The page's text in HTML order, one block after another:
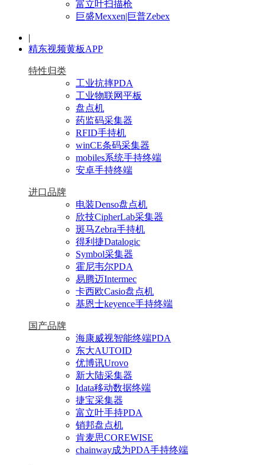
富立叶扫描枪
巨盛Mexxen|巨普Zebex
|
精东视频黄板APP
特性归类
工业抗摔PDA
工业物联网平板
盘点机
药监码采集器
RFID手持机
winCE条码采集器
mobiles系统手持终端
安卓手持终端
进口品牌
电装Denso盘点机
欣技CipherLab采集器
斑马Zebra手持机
得利捷Datalogic
Symbol采集器
霍尼韦尔PDA
易腾迈Intermec
卡西欧Casio盘点机
基恩士keyence手持终端
国产品牌
海康威视智能终端PDA
东大AUTOID
优博讯Urovo
新大陆采集器
Idata移动数据终端
捷宝采集器
富立叶手持PDA
销邦盘点机
肯麦思COREWISE
chainway成为PDA手持终端